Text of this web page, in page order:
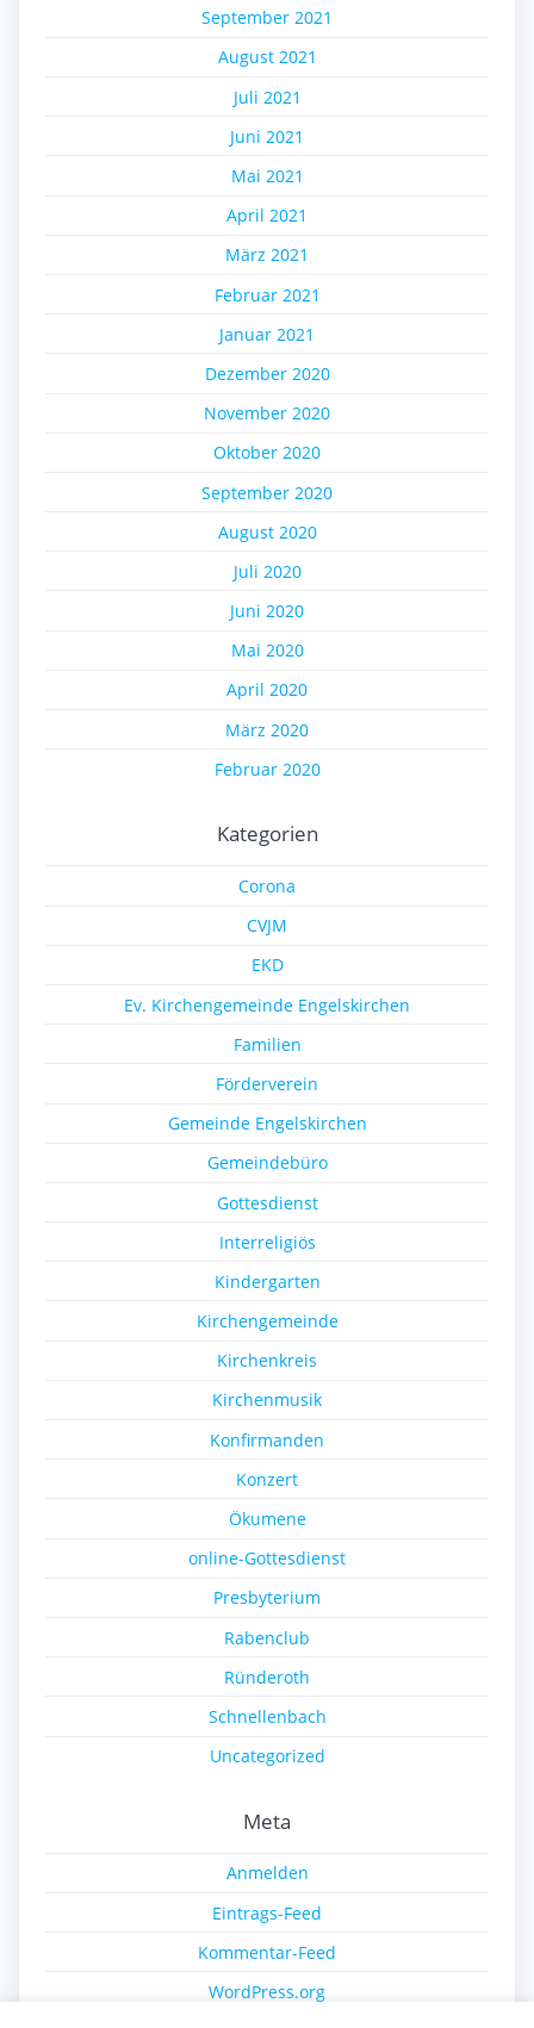
September 2021
August 2021
Juli 2021
Juni 2021
Mai 2021
April 2021
März 2021
Februar 2021
Januar 2021
Dezember 2020
November 2020
Oktober 2020
September 2020
August 2020
Juli 2020
Juni 2020
Mai 2020
April 2020
März 2020
Februar 2020
Kategorien
Corona
CVJM
EKD
Ev. Kirchengemeinde Engelskirchen
Familien
Förderverein
Gemeinde Engelskirchen
Gemeindebüro
Gottesdienst
Interreligiös
Kindergarten
Kirchengemeinde
Kirchenkreis
Kirchenmusik
Konfirmanden
Konzert
Ökumene
online-Gottesdienst
Presbyterium
Rabenclub
Ründeroth
Schnellenbach
Uncategorized
Meta
Anmelden
Eintrags-Feed
Kommentar-Feed
WordPress.org